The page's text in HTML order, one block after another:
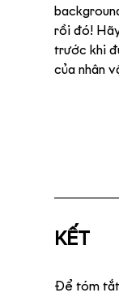
rồi đó!
trước khi
của nhân
KẾT
Để tóm